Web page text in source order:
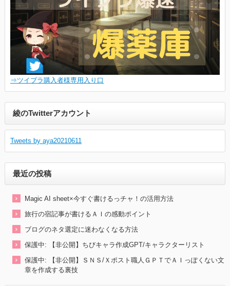
⇒ツイブラ購入者様専用入り口
綾のTwitterアカウント
Tweets by aya20210611
最近の投稿
Magic AI sheet×今すぐ書けるっチャ！の活用方法
旅行の宿記事が書けるＡＩの感動ポイント
ブログのネタ選定に迷わなくなる方法
保護中: 【非公開】ちびキャラ作成GPT/キャラクターリスト
保護中: 【非公開】ＳＮＳ/Ｘポスト職人ＧＰＴでＡＩっぽくない文
章を作成する裏技